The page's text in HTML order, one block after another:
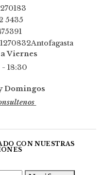
5435
Viernes
18:30
Domingos
CON NUESTRAS